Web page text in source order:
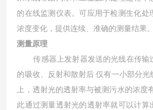
的在线监测仪表。可应用于检测生化处
浓度变化，提供连续、准确的测量结果。
测量原理
传感器上发射器发送的光线在传输
的吸收、反射和散射后 仅有一小部分光
上，透射光的透射率与被测污水的浓度
此通过测量透射光的透射率就可以计算